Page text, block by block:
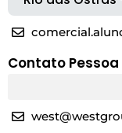
Contato